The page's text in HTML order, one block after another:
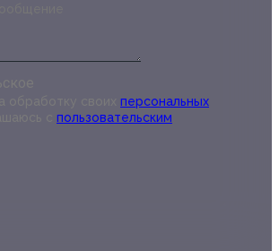
персональных
пользовательским